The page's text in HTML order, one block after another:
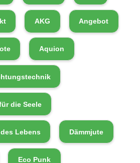
AKG Angebot
Aquion
die Seele
Lebens Dämmjute
Eco Punk